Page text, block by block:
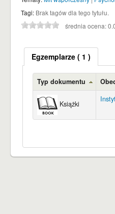
Tagi: Brak tagów dla tego tytułu.
średnia ocena:
Egzemplarze( 1 )
Typ dokumentu
Książki